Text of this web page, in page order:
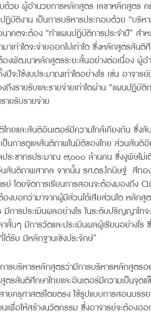
ด้วย ผู้อำนวยการหลักสูตร เลขาหลักสูตร ค
ฏิบัติงาน เป็นการบริหารประกอบด้วย “บริหา
นาคตจะต้อง “ทำแผนปฏิบัติการประจำปี” ส
ามาเท่าใดจะจ่ายออกไปเท่าใด ซึ่งหลักสูตรสั
งพัฒนาหลักสูตรระยะสั้นอย่างต่อเนื่อง ผู้อ
ปีจะใช้งบประมาณเท่าใดอย่างไร เช่น อาจาร
ถึงรายรับและรายจ่ายเท่าใดผ่าน “แผนปฏิ
รายรับรายจ่าย
ไทยและสันติอินเตอร์มีความใกล้เคียงกัน ซึ่
ป็นการดูแลสันติภาพในมิติของไทย ส่วนสันติ
ประชากรประมาณ ๗,๐๐๐ ล้านคน ซึ่งงูพิษไ
นสันติภาพสากล จากนั้น รศ.ดร.โกนิษฐ์  สีทอ
ย์ โดยจัดการเรียนการสอนจะต้องมองถึง
องบอกว่ามาจากผู้มีส่วนได้เสียส่วนใด หลักสู
มีการประเมินผลอย่างไร ในระดับปริญญา
ลาสั้นๆ มีการวัดและประเมินผลผู้เรียนอย่างไ
ได้รับ มีหลักฐานเชิงประจักษ์”
ารบริหารหลักสูตรว่ามีการบริหารหลักสูตร
ตรสันติศึกษาไทยและอินเตอร์มีความเป็นจุด
ายครุศาสตร์โดยตรง ใช้รูปแบบการสอนบรร
เพื่อให้สร้างนวัตกรรม ซึ่งอาจารย์จะต้องอ